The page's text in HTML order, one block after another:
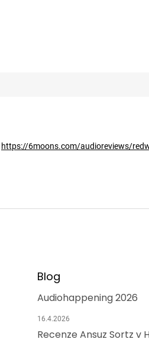
https://6moons.com/audioreviews/
Blog
Audiohappening 2026
16.4.2026
Recenze Ansuz Sortz v